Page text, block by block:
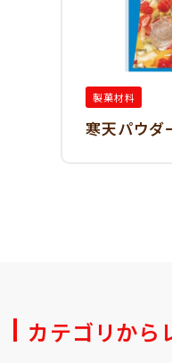
製菓材料
寒天パウダ
カテゴリから